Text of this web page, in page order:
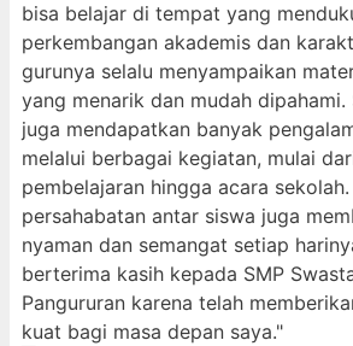
bisa belajar di tempat yang
perkembangan akademis dan
gurunya selalu menyampaikan
yang menarik dan mudah dipahami.
juga mendapatkan banyak
melalui berbagai kegiatan, mulai
pembelajaran hingga acara sekolah.
persahabatan antar siswa juga
nyaman dan semangat setiap
berterima kasih kepada SMP
Pangururan karena telah
kuat bagi masa depan saya."